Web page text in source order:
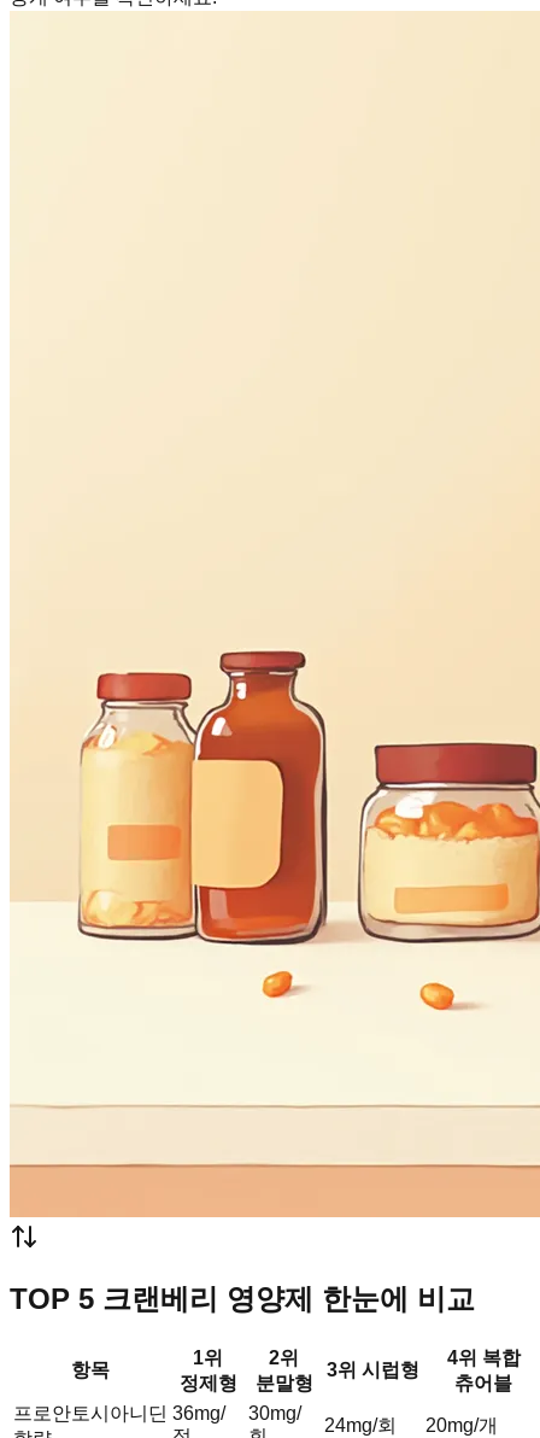
TOP 5 크랜베리 영양제 한눈에 비교
항목
1위
정제형
2위
분말형
3위 시럽형
4위 복합
츄어블
프로안토시아니딘 36mg/
30mg/
24mg/회 20mg/개